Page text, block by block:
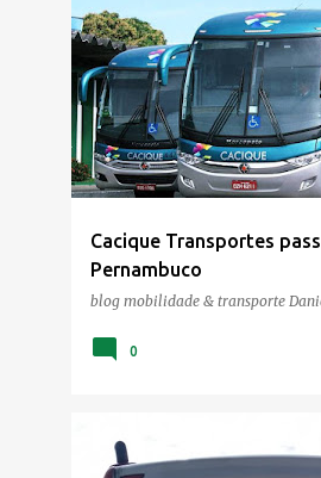
P
o
s
t
a
g
Cacique Transportes
Pernambuco
blog mobilidade & transporte
0